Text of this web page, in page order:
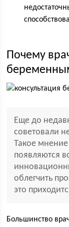
Почему
Еще до
советовали
Такое
появляются
облегчить
это
Большинство